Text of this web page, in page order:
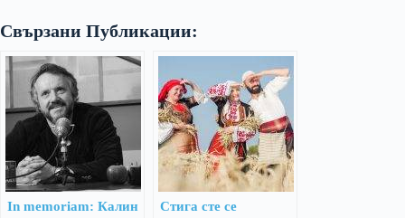
Свързани Публикации:
In memoriam: Калин
Стига сте се